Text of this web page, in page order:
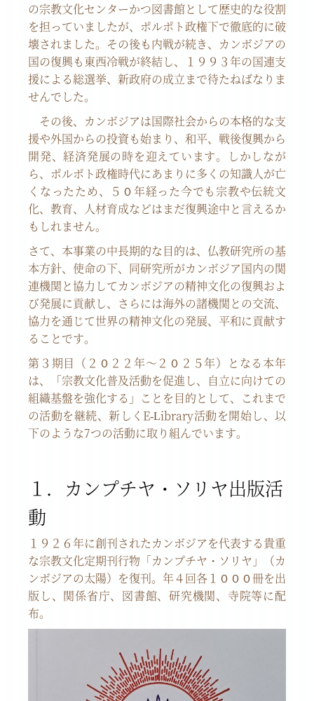
の宗教文化センターかつ図書館として歴史的な役割
を担っていましたが、ポルポト政権下で徹底的に破
壊されました。その後も内戦が続き、カンボジアの
国の復興も東西冷戦が終結し、１９９３年の国連支
援による総選挙、新政府の成立まで待たねばなりま
せんでした。
その後、カンボジアは国際社会からの本格的な支
援や外国からの投資も始まり、和平、戦後復興から
開発、経済発展の時を迎えています。しかしなが
ら、ポルポト政権時代にあまりに多くの知識人が亡
くなったため、５０年経った今でも宗教や伝統文
化、教育、人材育成などはまだ復興途中と言えるか
もしれません。
さて、本事業の中長期的な目的は、仏教研究所の基
本方針、使命の下、同研究所がカンボジア国内の関
連機関と協力してカンボジアの精神文化の復興およ
び発展に貢献し、さらには海外の諸機関との交流、
協力を通じて世界の精神文化の発展、平和に貢献す
ることです。
第３期目（２０２２年～２０２５年）となる本年
は、「宗教文化普及活動を促進し、自立に向けての
組織基盤を強化する」ことを目的として、これまで
の活動を継続、新しくE-Library活動を開始し、以
下のような7つの活動に取り組んでいます。
１．カンプチヤ・ソリヤ出版活
動
１９２６年に創刊されたカンボジアを代表する貴重
な宗教文化定期刊行物「カンプチヤ・ソリヤ」（カ
ンボジアの太陽）を復刊。年４回各１０００冊を出
版し、関係省庁、図書館、研究機関、寺院等に配
布。